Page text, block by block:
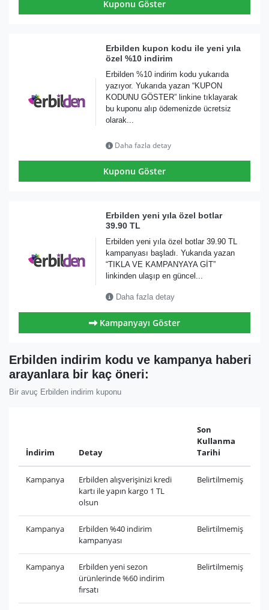
Kuponu Göster
Erbilden kupon kodu ile yeni yıla
özel %10 indirim
Erbilden %10 indirim kodu yukarıda
yazıyor. Yukarıda yazan “KUPON
KODUNU GÖSTER” linkine tıklayarak
bu kuponu alıp ödemenizde ücretsiz
olarak...
Daha fazla detay
Kuponu Göster
Erbilden yeni yıla özel botlar
39.90 TL
Erbilden yeni yıla özel botlar 39.90 TL
kampanyası başladı. Yukarıda yazan
“TIKLA VE KAMPANYAYA GİT”
linkinden ulaşıp en güncel...
Daha fazla detay
Kampanyayı Göster
Erbilden indirim kodu ve kampanya haberi
arayanlara bir kaç öneri:
Bir avuç Erbilden indirim kuponu
İndirim Detay
Son
Kullanma
Tarihi
Kampanya
Erbilden alışverişinizi kredi
kartı ile yapın kargo 1 TL
olsun
Belirtilmemiş
Kampanya
Erbilden %40 indirim
kampanyası
Belirtilmemiş
Kampanya
Erbilden yeni sezon
ürünlerinde %60 indirim
fırsatı
Belirtilmemiş